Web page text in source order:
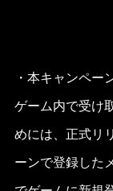
・本キャンペー
ゲーム内で受け
めには、正式リ
ーンで登録した